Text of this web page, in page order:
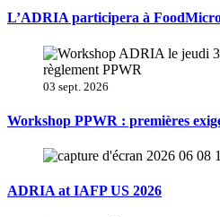
L’ADRIA participera à
03 sept. 2026
Workshop PPWR : premières
ADRIA at IAFP US 2026